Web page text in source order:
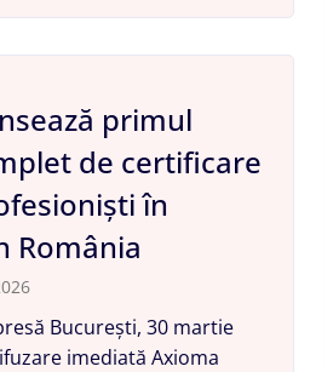
primul
de certificare
în
România
București, 30 martie
imediată Axioma